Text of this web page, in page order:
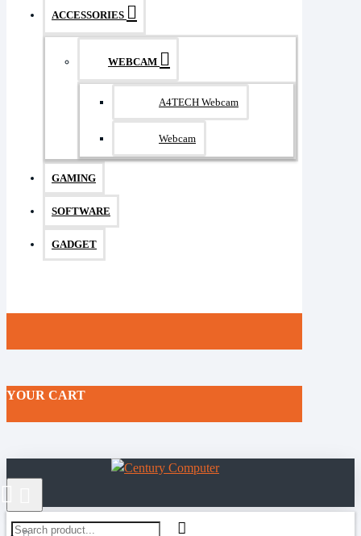
ACCESSORIES
WEBCAM
A4TECH Webcam
Webcam
GAMING
SOFTWARE
GADGET
YOUR CART